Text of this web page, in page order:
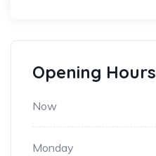
Opening Hours
Now
Monday